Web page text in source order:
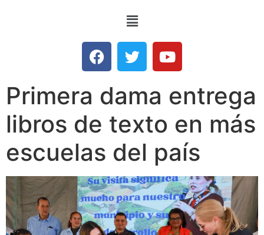
Primera dama entrega
libros de texto en más
escuelas del país